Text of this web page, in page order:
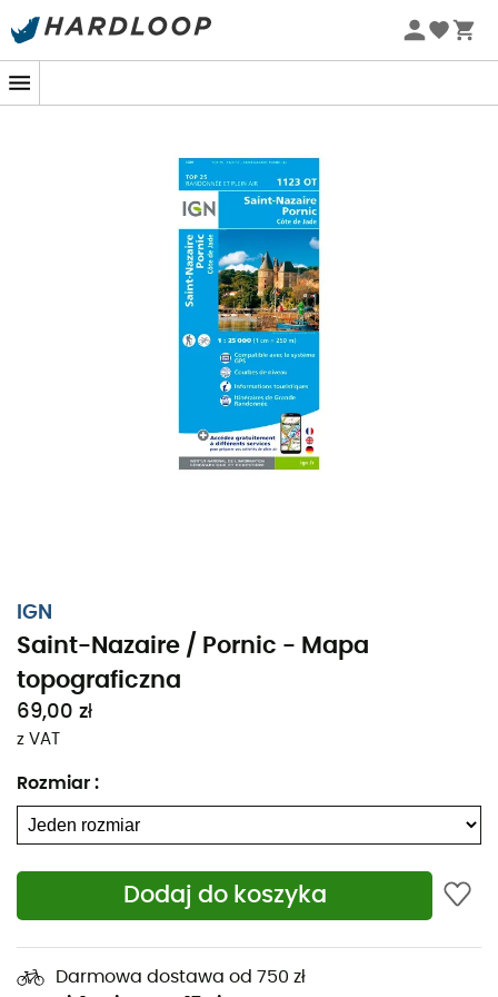
Letnie promocje 🔥 -5% DODATKOWO przy zakupie 2
IGN
Saint-Nazaire / Pornic - Mapa
topograficzna
69,00 zł
z VAT
Rozmiar :
Dodaj do koszyka
Darmowa dostawa od 750 zł
Niezależnie od tego, czy planujesz krótki spacer, czy
/ Pornic będzie nieocenionym wsparciem w
przygotowaniach i podczas samej przygody.